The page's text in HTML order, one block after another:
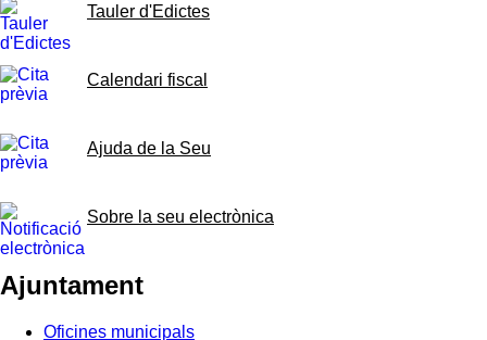
Tauler d'Edictes
Calendari fiscal
Ajuda de la Seu
Sobre la seu electrònica
Ajuntament
Oficines municipals